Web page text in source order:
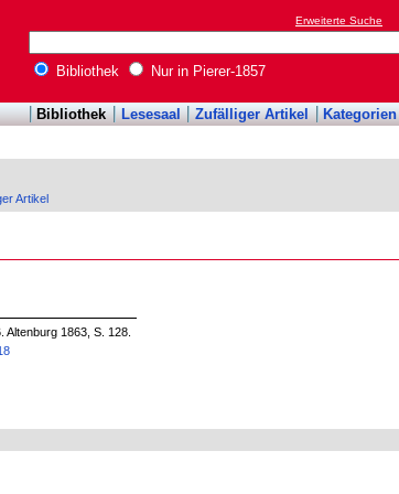
Erweiterte Suche
Bibliothek Nur in Pierer-1857
Bibliothek Lesesaal Zufälliger Artikel Kategorien
Artikel
Altenburg 1863, S. 128.